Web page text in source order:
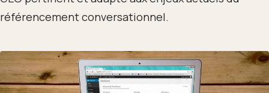
référencement conversationnel.